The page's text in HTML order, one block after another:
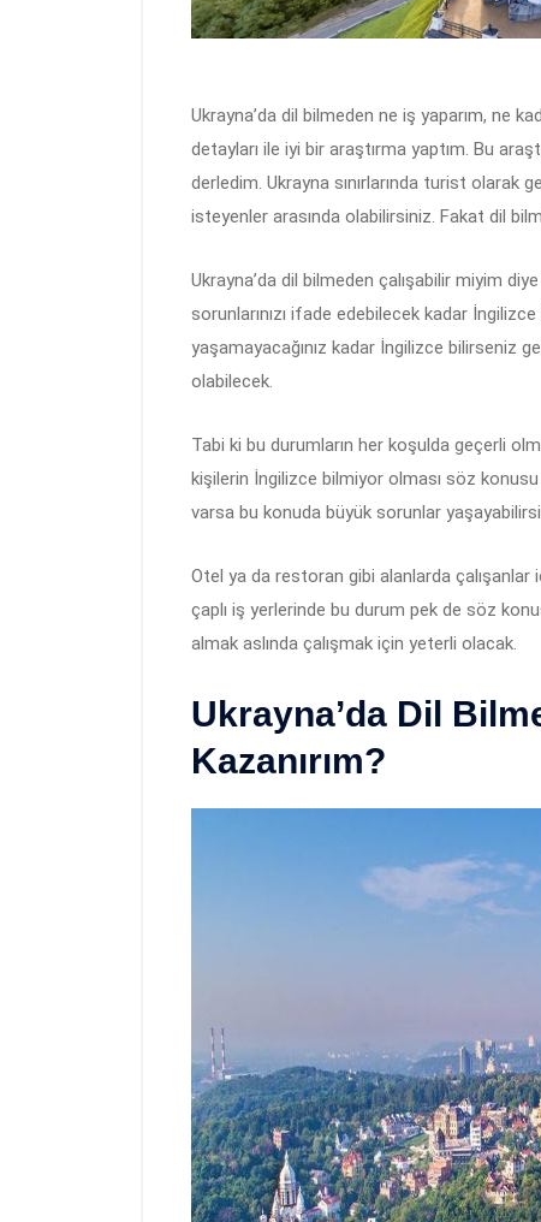
Ukrayna’da dil bilmeden ne iş yaparım, ne
detayları ile iyi bir araştırma yaptım. Bu
derledim. Ukrayna sınırlarında turist olarak
isteyenler arasında olabilirsiniz. Fakat dil
Ukrayna’da dil bilmeden çalışabilir miyim
sorunlarınızı ifade edebilecek kadar
yaşamayacağınız kadar İngilizce bilirseniz
olabilecek.
Tabi ki bu durumların her koşulda geçerli
kişilerin İngilizce bilmiyor olması söz konusu
varsa bu konuda büyük sorunlar
Otel ya da restoran gibi alanlarda
çaplı iş yerlerinde bu durum pek de söz
almak aslında çalışmak için yeterli olacak.
Ukrayna’da Dil
Kazanırım?